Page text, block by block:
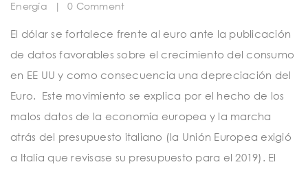
n
Energía
| 0 Comment
El dólar se fortalece frente al euro ante la publicación
de datos favorables sobre el crecimiento del consumo
en EE UU y como consecuencia una depreciación del
Euro. Este movimiento se explica por el hecho de los
malos datos de la economía europea y la marcha
atrás del presupuesto italiano (la Unión Europea exigió
a Italia que revisase su presupuesto para el 2019). El